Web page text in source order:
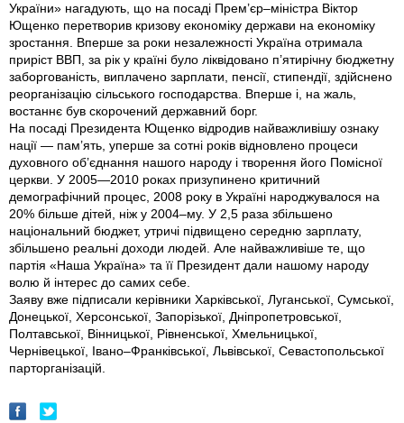
України» нагадують, що на посаді Прем’єр–міністра Віктор
Ющенко перетворив кризову економіку держави на економіку
зростання. Вперше за роки незалежності Україна отримала
приріст ВВП, за рік у країні було ліквідовано п’ятирічну бюджетну
заборгованість, виплачено зарплати, пенсії, стипендії, здійснено
реорганізацію сільського господарства. Вперше і, на жаль,
востаннє був скорочений державний борг.
На посаді Президента Ющенко відродив найважливішу ознаку
нації — пам’ять, уперше за сотні років відновлено процеси
духовного об’єднання нашого народу і творення його Помісної
церкви. У 2005—2010 роках призупинено критичний
демографічний процес, 2008 року в Україні народжувалося на
20% більше дітей, ніж у 2004–му. У 2,5 раза збільшено
національний бюджет, утричі підвищено середню зарплату,
збільшено реальні доходи людей. Але найважливіше те, що
партія «Наша Україна» та її Президент дали нашому народу
волю й інтерес до самих себе.
Заяву вже пiдписали керiвники Харківської, Луганської, Сумської,
Донецької, Херсонської, Запорізької, Дніпропетровської,
Полтавської, Вінницької, Рівненської, Хмельницької,
Чернівецької, Івано–Франківської, Львівської, Севастопольської
парторганізацій.